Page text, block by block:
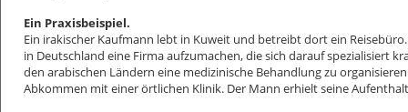
Ein Praxisbeispiel.
Ein irakischer Kaufmann lebt in Kuweit und betreibt dort ein
in Deutschland eine Firma aufzumachen, die sich darauf spezialisiert
den arabischen Ländern eine medizinische Behandlung zu
Abkommen mit einer örtlichen Klinik. Der Mann erhielt seine